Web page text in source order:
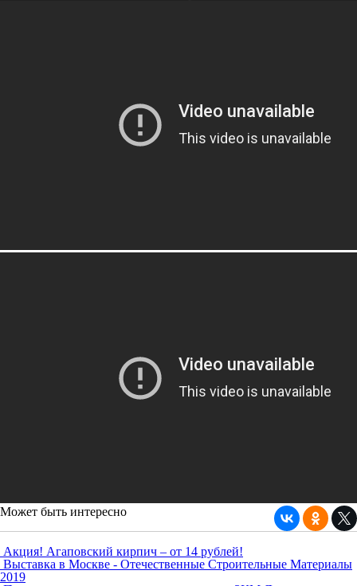
Может быть интересно
Акция! Агаповский кирпич – от 14 рублей!
Выставка в Москве - Отечественные Строительные Материалы
2019